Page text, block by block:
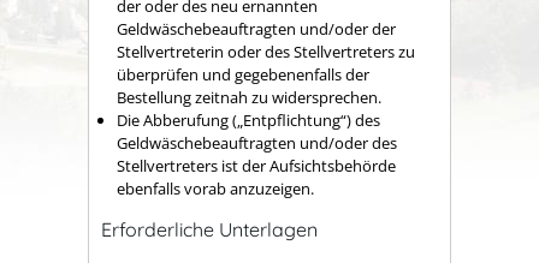
der oder des neu ernannten
Geldwäschebeauftragten und/oder der
Stellvertreterin oder des Stellvertreters zu
überprüfen und gegebenenfalls der
Bestellung zeitnah zu widersprechen.
Die Abberufung („Entpflichtung“) des
Geldwäschebeauftragten und/oder des
Stellvertreters ist der Aufsichtsbehörde
ebenfalls vorab anzuzeigen.
Erforderliche Unterlagen